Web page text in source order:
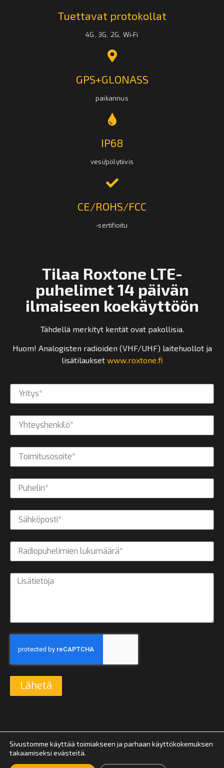
Tuettavat protokollat
4G, 3G, 2G, Wi-Fi
GPS+GLONASS
paikannus
IP68
vesi/pölytiivis
CE/ROHS/FCC
-sertifioitu
Tilaa Roxtone LTE-
puhelimet 14 päivän
ilmaiseen koekäyttöön
Tähdellä merkityt kentät ovat pakollisia.
Huom! Analogisten radioiden (VHF/UHF) laitehuollot ja
lisätilaukset www.roxtone.fi
Lähetä
© Suomen Yhteyspiste 2026 |
Sivustomme käyttää toimiakseen ja parhaan käyttökokemuksen
takaamiseksi evästeitä.